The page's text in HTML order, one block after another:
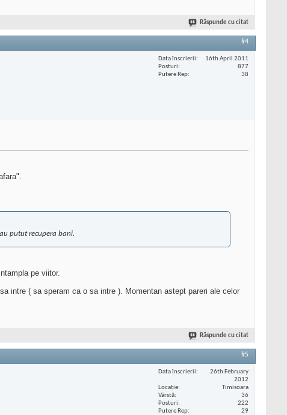
Răspunde cu citat
#4
Data înscrierii
16th April 2011
Posturi
877
Putere Rep
38
putut recupera bani.
pe viitor.
intre ( sa speram ca o sa intre ). Momentan astept pareri ale celor
Răspunde cu citat
#5
Data înscrierii
26th February
2012
Locaţie
Timisoara
Vârstă
36
Posturi
222
Putere Rep
29